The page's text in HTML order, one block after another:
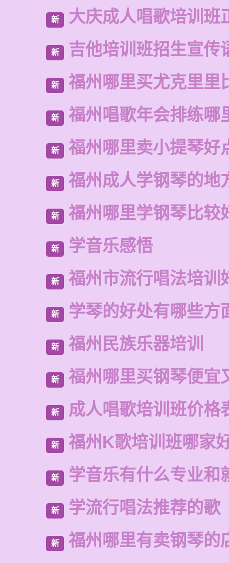
新 大庆成人唱歌培训班
新 吉他培训班招生宣传
新 福州哪里买尤克里里
新 福州唱歌年会排练哪
新 福州哪里卖小提琴好
新 福州成人学钢琴的地
新 福州哪里学钢琴比较
新 学音乐感悟
新 福州市流行唱法培训
新 学琴的好处有哪些方
新 福州民族乐器培训
新 福州哪里买钢琴便宜
新 成人唱歌培训班价格
新 福州K歌培训班哪家
新 学音乐有什么专业和
新 学流行唱法推荐的歌
新 福州哪里有卖钢琴的